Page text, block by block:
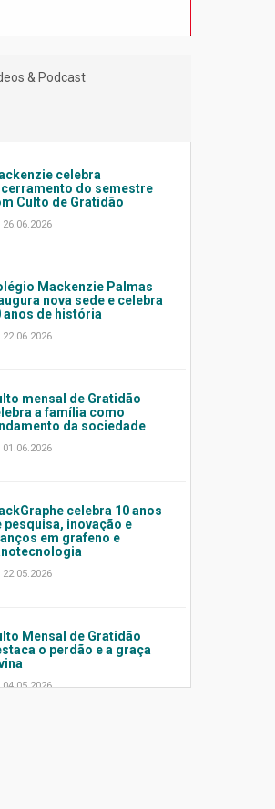
& Podcast
celebra
do semestre
Culto de Gratidão
26.06.2026
Mackenzie Palmas
nova sede e celebra
anos de história
22.06.2026
mensal de Gratidão
a família como
da sociedade
01.06.2026
celebra 10 anos
pesquisa, inovação e
em grafeno e
22.05.2026
Mensal de Gratidão
o perdão e a graça
04.05.2026